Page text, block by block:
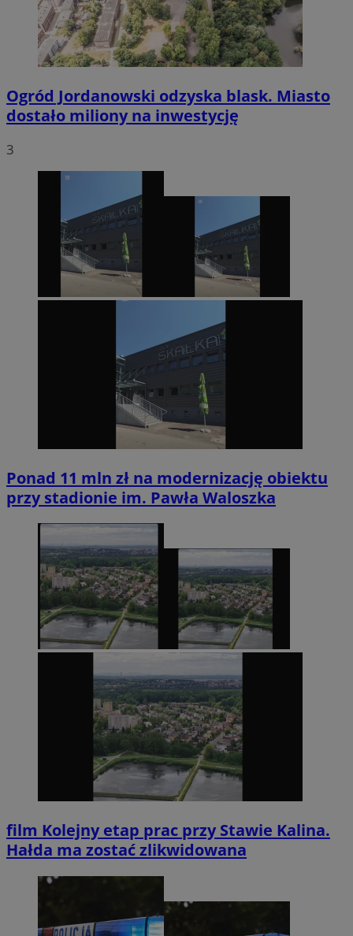
Ogród Jordanowski odzyska blask. Miasto
dostało miliony na inwestycję
3
Ponad 11 mln zł na modernizację obiektu
przy stadionie im. Pawła Waloszka
film Kolejny etap prac przy Stawie Kalina.
Hałda ma zostać zlikwidowana